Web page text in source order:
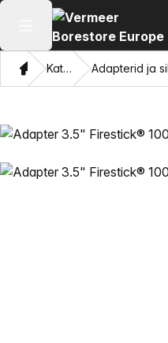
Ava peamenüü
KoduKataloogi